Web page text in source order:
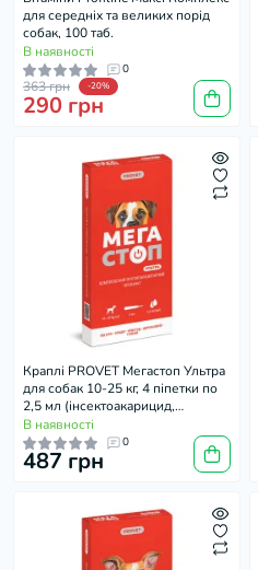
для середніх та великих порід
собак, 100 таб.
В наявності
0
363 грн -20%
290 грн
Краплі PROVET Мегастоп Ультра
для собак 10-25 кг, 4 піпетки по
2,5 мл (інсектоакарицид,
антигельмінтик)
В наявності
0
487 грн